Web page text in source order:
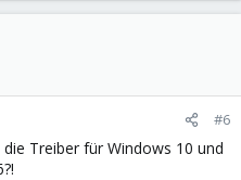
#6
Treiber für Windows 10 und